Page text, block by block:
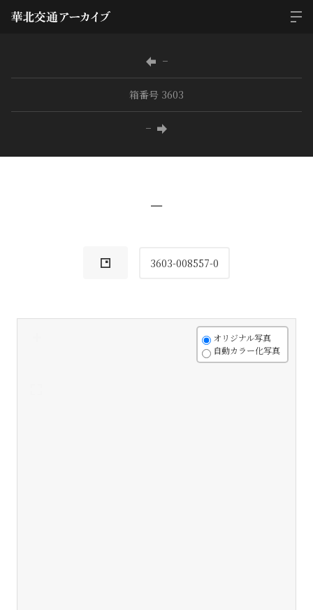
−
箱番号 3603
−
−
3603-008557-0
オリジナル写真
自動カラー化写真